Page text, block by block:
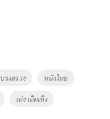
บวงสรวง หนังไทย
เท่ง เถิดเทิง